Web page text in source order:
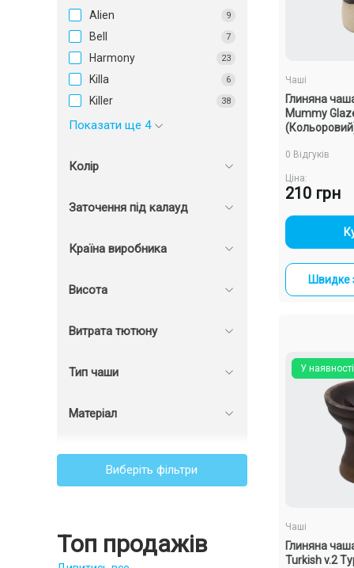
Alien 9
Bell 7
Harmony 23
Killa 6
Killer 38
Показати ще 4
Колір
Заточення під калауд
Країна виробника
Висота
Витрата тютюну
Тип чаши
Матеріал
Виберіть фільтри
Топ продажів
Чаші
Глиняна
Mummy
0 Відгуків
Ціна:
210 грн
-
Швидке
У наявності
Чаші
Глиняна
Turkish v.2